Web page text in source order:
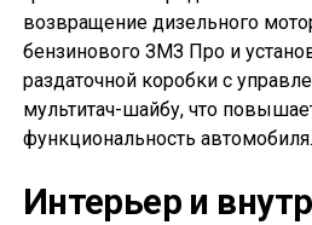
возвращение дизельного
бензинового ЗМЗ Про и
раздаточной коробки с
мультитач-шайбу, что
функциональность автомобиля.
Интерьер и